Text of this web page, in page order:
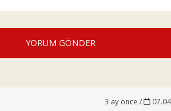
YORUM GÖNDER
3 ay önce /